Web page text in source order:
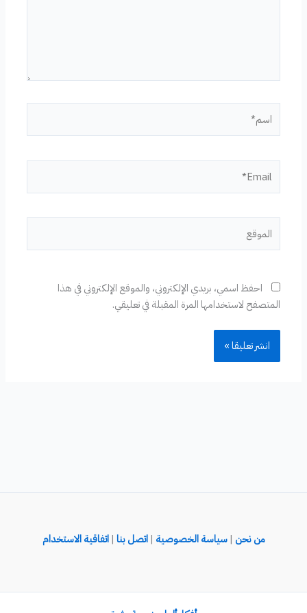
احفظ اسمي، بريدي الإلكتروني، والموقع الإلكتروني في هذا
المتصفح لاستخدامها المرة المقبلة في تعليقي.
من نحن |سياسة الخصوصية |اتصل بنا |اتفاقية الاستخدام